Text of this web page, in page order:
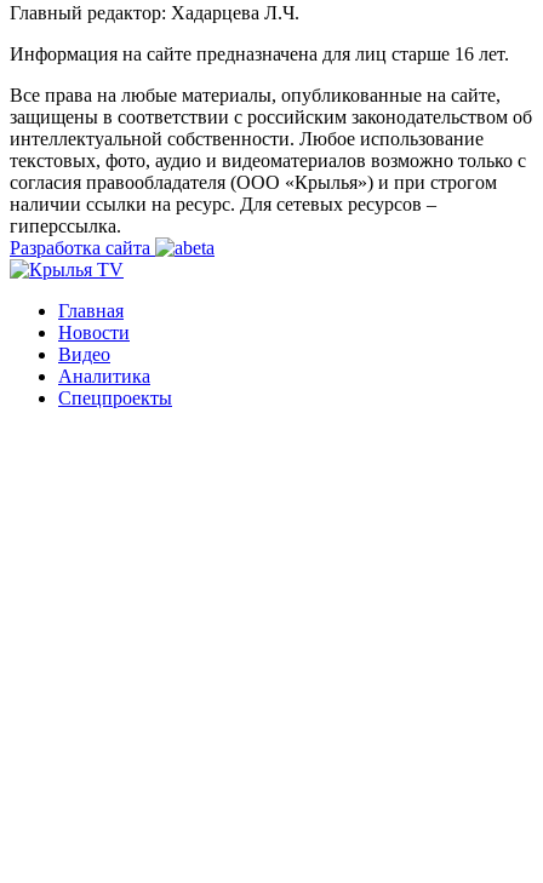
Главный редактор: Хадарцева Л.Ч.
Информация на сайте предназначена для лиц старше 16 лет.
Все права на любые материалы, опубликованные на сайте,
защищены в соответствии с российским законодательством об
интеллектуальной собственности. Любое использование
текстовых, фото, аудио и видеоматериалов возможно только с
согласия правообладателя (ООО «Крылья») и при строгом
наличии ссылки на ресурс. Для сетевых ресурсов –
гиперссылка.
Разработка сайта
Главная
Новости
Видео
Аналитика
Спецпроекты